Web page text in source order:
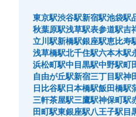
東京駅渋谷駅新宿駅池袋駅
秋葉原駅浅草駅表参道駅吉
立川駅新橋駅銀座駅恵比寿
浅草橋駅北千住駅六本木駅
浜松町駅中目黒駅中野駅町
自由が丘駅新宿三丁目駅神
日比谷駅日本橋駅飯田橋駅
三軒茶屋駅三鷹駅神保町駅
田町駅東銀座駅八王子駅目